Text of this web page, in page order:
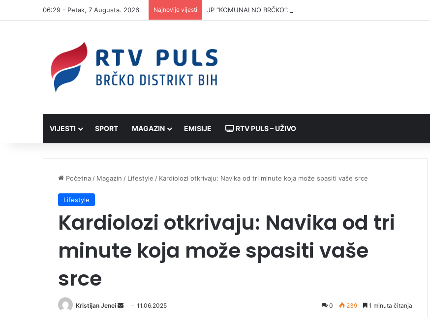
06:29 - Petak, 7 Augusta. 2026. Najnovije vijesti JP “KOMUNALNO BRČKO”: Voda iz rezervoara Gajevi trenutno nije za piće
VIJESTI SPORT MAGAZIN EMISIJE RTV PULS – UŽIVO
Početna / Magazin / Lifestyle / Kardiolozi otkrivaju: Navika od tri minute koja može spasiti vaše srce
Lifestyle
Kardiolozi otkrivaju: Navika od tri
minute koja može spasiti vaše
srce
Kristijan Jenei 11.06.2025 0 239 1 minuta čitanja